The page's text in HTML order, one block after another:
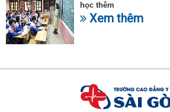
học thêm
Xem thêm